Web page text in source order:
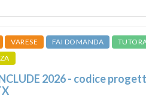
VARESE FAI DOMANDA
2026 - codice